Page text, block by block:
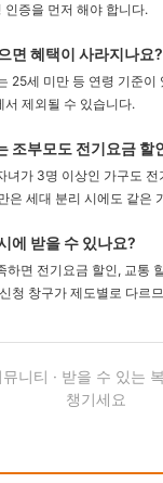
인증을 먼저 해야 합니다.
면 혜택이 사라지나요?
25세 미만 등 연령 기준이
서 제외될 수 있습니다.
조부모도 전기요금 할
녀가 3명 이상인 가구도 전
은 세대 분리 시에도 같은
에 받을 수 있나요?
하면 전기요금 할인, 교통
청 창구가 제도별로 다르
니티 · 받을 수 있는
챙기세요